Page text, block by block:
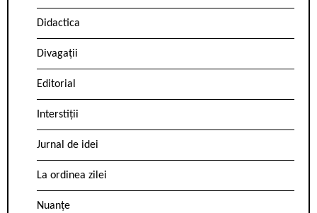
Didactica
Divagații
Editorial
Interstiții
Jurnal de idei
La ordinea zilei
Nuanțe